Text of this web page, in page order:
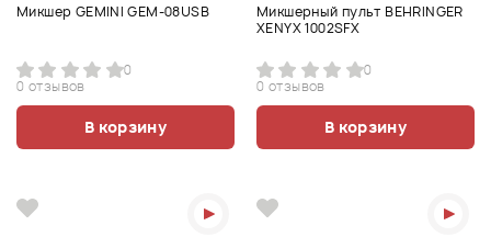
Микшер GEMINI GEM-08USB
0
0 отзывов
В корзину
Микшерный пульт BEHRINGER
XENYX 1002SFX
0
0 отзывов
В корзину